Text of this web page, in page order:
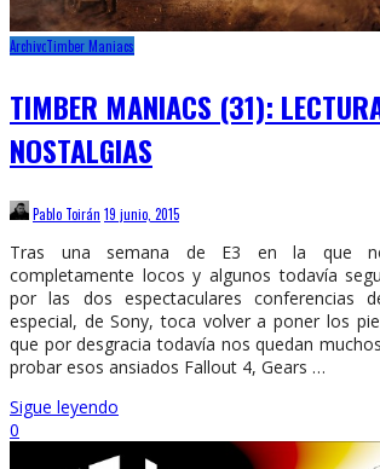
ArchivoTimber Maniacs
TIMBER MANIACS (31):
NOSTALGIAS
Pablo Toirán 19 junio, 2015
Tras una semana de E3 en la que
completamente locos y algunos todavía
por las dos espectaculares conferencias
especial, de Sony, toca volver a poner los
que por desgracia todavía nos quedan
probar esos ansiados Fallout 4, Gears …
Sigue leyendo
0